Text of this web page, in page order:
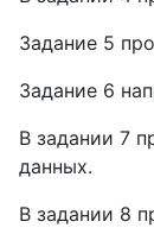
Задание 5
Задание 6
В задании 7
данных.
В задании 8